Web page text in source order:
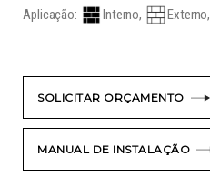
Aplicação:
Interno, Externo,
SOLICITAR ORÇAMENTO
MANUAL DE INSTALAÇÃO